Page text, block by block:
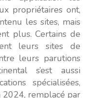
propriétaires ont,
les sites, mais
plus. Certains de
leurs sites de
leurs parutions
s’est aussi
spécialisées,
2024, remplacé par